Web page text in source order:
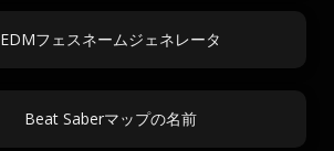
EDMフェスネームジェネレータ
Beat Saberマップの名前